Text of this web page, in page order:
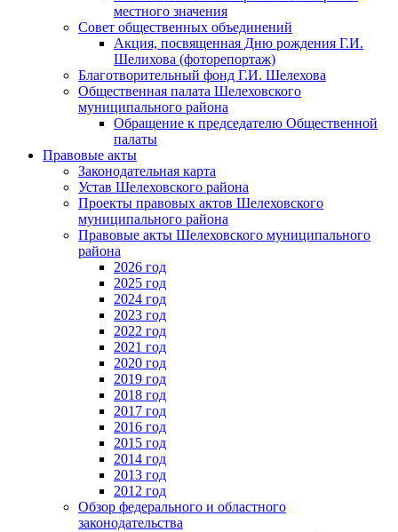
местного значения
Совет общественных объединений
Акция, посвященная Дню рождения Г.И.
Шелихова (фоторепортаж)
Благотворительный фонд Г.И. Шелехова
Общественная палата Шелеховского
муниципального района
Обращение к председателю Общественной
палаты
Правовые акты
Законодательная карта
Устав Шелеховского района
Проекты правовых актов Шелеховского
муниципального района
Правовые акты Шелеховского муниципального
района
2026 год
2025 год
2024 год
2023 год
2022 год
2021 год
2020 год
2019 год
2018 год
2017 год
2016 год
2015 год
2014 год
2013 год
2012 год
Обзор федерального и областного
законодательства